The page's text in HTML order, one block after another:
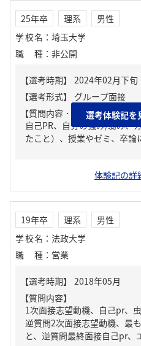
25年卒 理系
男性
学校名 ： 埼玉大学
職種 ： 非公開
【質問内容・課題】
自己PR、自分の強み/弱み、
たこと）、授業やゼミ、卒論
選考体験記を
体験記の詳
19年卒 理系
男性
学校名 ： 法政大学
職種 ： 営業
【質問内容】
1次面接志望動機、自己pr、
逆質問2次面接志望動機、最
と、逆質問最終面接自己pr、